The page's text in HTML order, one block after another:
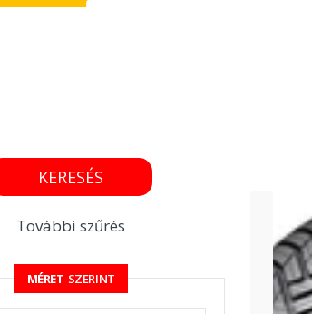
KERESÉS
További szűrés
MÉRET SZERINT